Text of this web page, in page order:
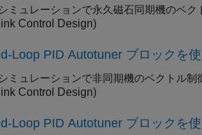
ミュレーションで永久磁石同期機のベク
Control Design)
Loop PID Autotuner ブロックを
ミュレーションで非同期機のベクトル制
Control Design)
Loop PID Autotuner ブロックを